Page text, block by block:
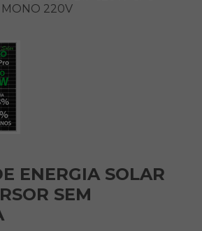
MONO 220V
ENERGIA SOLAR
SEM